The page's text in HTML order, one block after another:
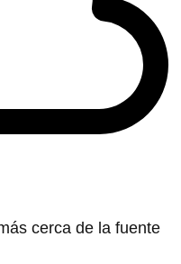
cerca de la fuente